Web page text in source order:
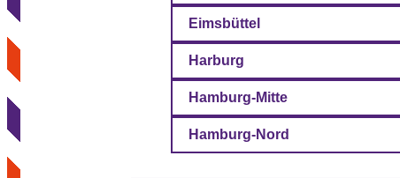
Eimsbüttel
Harburg
Hamburg-Mitte
Hamburg-Nord